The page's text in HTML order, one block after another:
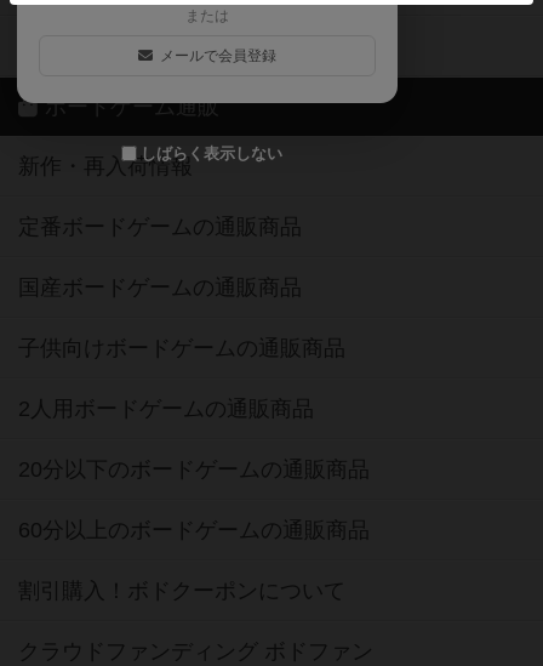
または
メールで会員登録
しばらく表示しない
ボドゲーマご利用案内
ボードゲーム通販
新作・再入荷情報
定番ボードゲームの通販商品
国産ボードゲームの通販商品
子供向けボードゲームの通販商品
2人用ボードゲームの通販商品
20分以下のボードゲームの通販商品
60分以上のボードゲームの通販商品
割引購入！ボドクーポンについて
クラウドファンディング ボドファン